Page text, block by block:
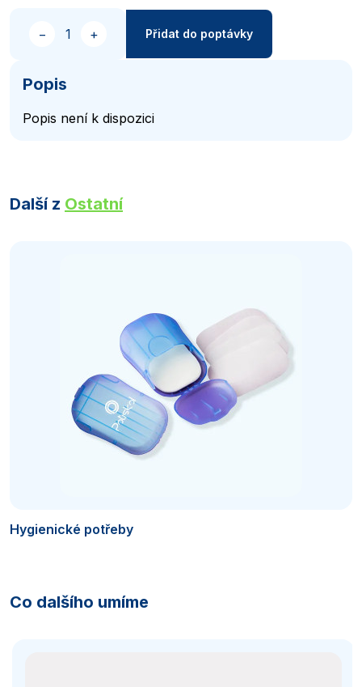
−
+ Přidat do poptávky
Popis
Popis není k dispozici
Další z Ostatní
Hygienické potřeby
Co dalšího umíme